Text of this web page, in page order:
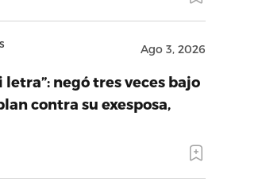
Ago 3, 2026
letra”: negó tres veces bajo
contra su exesposa,